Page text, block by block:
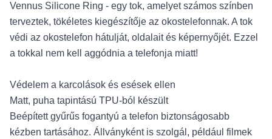
Vennus Silicone Ring - egy tok, amelyet számos színben
terveztek, tökéletes kiegészítője az okostelefonnak. A tok
védi az okostelefon hátulját, oldalait és képernyőjét. Ezzel
a tokkal nem kell aggódnia a telefonja miatt!
Védelem a karcolások és esések ellen
Matt, puha tapintású TPU-ból készült
Beépített gyűrűs fogantyú a telefon biztonságosabb
kézben tartásához. Állványként is szolgál, például filmek